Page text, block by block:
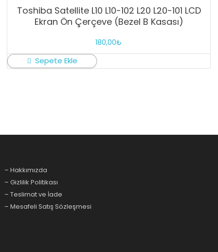
Toshiba Satellite L10 L10-102 L20 L20-101 LCD
Ekran Ön Çerçeve (Bezel B Kasası)
180,00₺
Sepete Ekle
– Hakkımızda
– Gizlilik Politikası
– Teslimat ve İade
– Mesafeli Satış Sözleşmesi